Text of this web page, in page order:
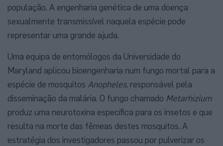
população. A engenharia genética de uma doença
sexualmente transmissível naquela espécie pode
representar uma grande ajuda.
Uma equipa de entomólogos da Universidade do
Maryland aplicou bioengenharia num fungo mortal para a
espécie de mosquitos Anopheles, responsável pela
disseminação da malária. O fungo chamado Metarhizium
produz uma neurotoxina específica para os insetos e que
resulta na morte das fêmeas destes mosquitos. A
estratégia dos investigadores passou por pulverizar os